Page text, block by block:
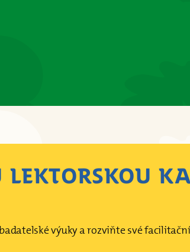
výuky a rozviňte své